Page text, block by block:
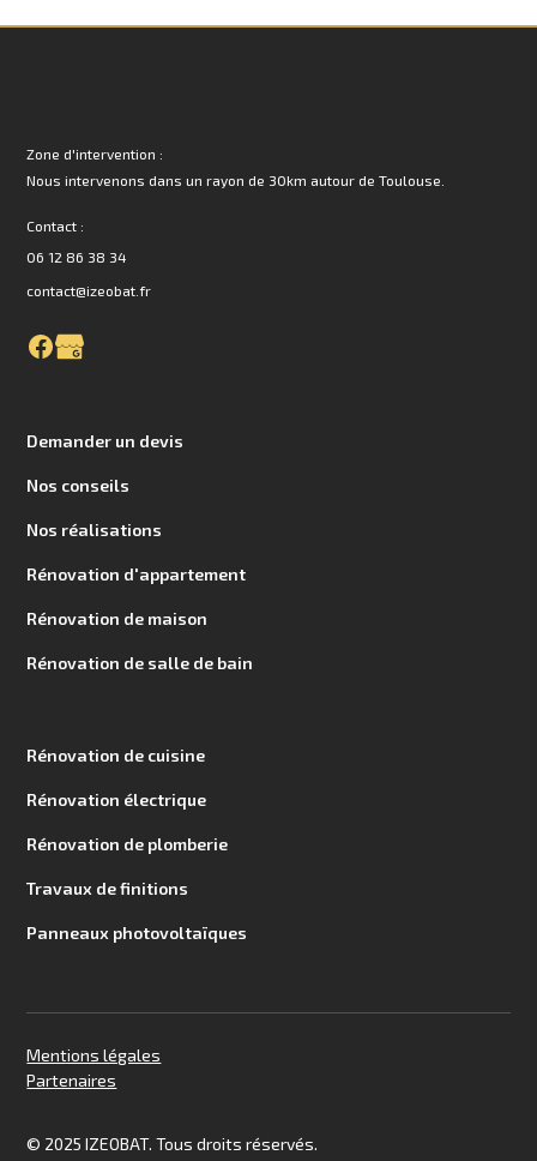
Zone d'intervention :
Nous intervenons dans un rayon de 30km autour de Toulouse.
Contact :
06 12 86 38 34
contact@izeobat.fr
Demander un devis
Nos conseils
Nos réalisations
Rénovation d'appartement
Rénovation de maison
Rénovation de salle de bain
Rénovation de cuisine
Rénovation électrique
Rénovation de plomberie
Travaux de finitions
Panneaux photovoltaïques
© 2025 IZEOBAT. Tous droits réservés.
Mentions légales
Partenaires